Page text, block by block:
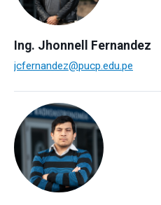
Ing. Jhonnell Fernandez
jcfernandez@pucp.edu.pe